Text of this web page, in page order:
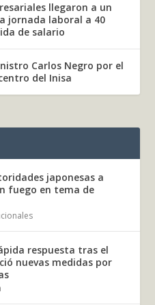
llegaron a un
jornada laboral a 40
de salario
Carlos Negro por el
del Inisa
japonesas a
fuego en tema de
respuesta tras el
nuevas medidas por